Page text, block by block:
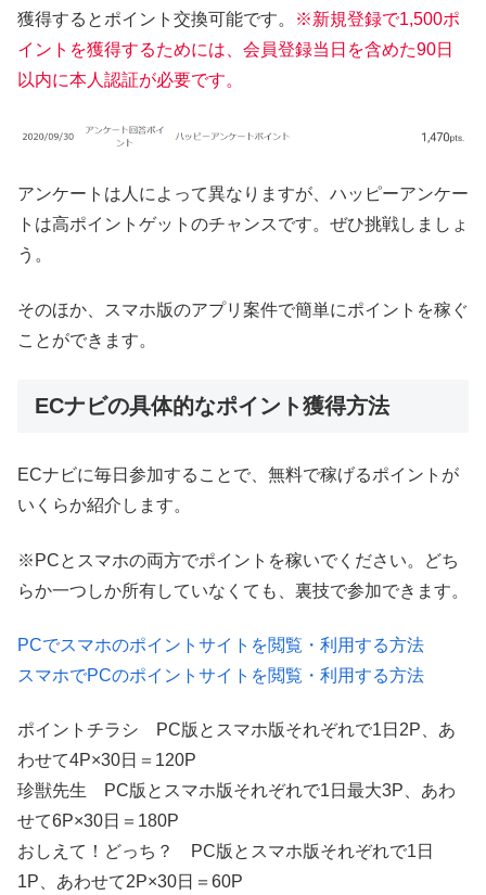
獲得するとポイント交換可能です。
※新規登録で1,500ポ
イントを獲得するためには、会員登録当日を含めた90日
以内に本人認証が必要です。
アンケートは人によって異なりますが、ハッピーアンケー
トは高ポイントゲットのチャンスです。ぜひ挑戦しましょ
う。
そのほか、スマホ版のアプリ案件で簡単にポイントを稼ぐ
ことができます。
ECナビの具体的なポイント獲得方法
ECナビに毎日参加することで、無料で稼げるポイントが
いくらか紹介します。
※PCとスマホの両方でポイントを稼いでください。どち
らか一つしか所有していなくても、裏技で参加できます。
PCでスマホのポイントサイトを閲覧・利用する方法
スマホでPCのポイントサイトを閲覧・利用する方法
ポイントチラシ PC版とスマホ版それぞれで1日2P、あ
わせて4P×30日＝120P
珍獣先生 PC版とスマホ版それぞれで1日最大3P、あわ
せて6P×30日＝180P
おしえて！どっち？ PC版とスマホ版それぞれで1日
1P、あわせて2P×30日＝60P